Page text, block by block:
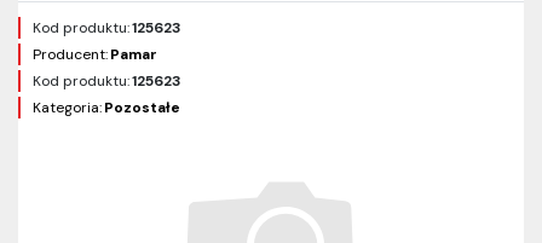
Kod produktu:125623
Producent:Pamar
Kod produktu:125623
Kategoria:Pozostałe